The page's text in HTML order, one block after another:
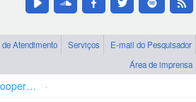
Atendimento Serviços
E-mail do Pesquisador
Área de imprensa
Cooperação Internacional